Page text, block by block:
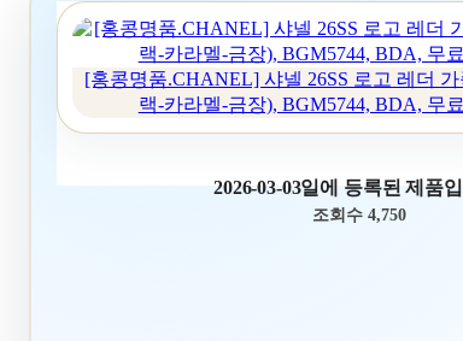
[홍콩명품.CHANEL] 샤넬 26SS 로고 레더
랙-카라멜-금장), BGM5744, BDA, 무
2026-03-03일에 등록된 제품
조회수 4,750